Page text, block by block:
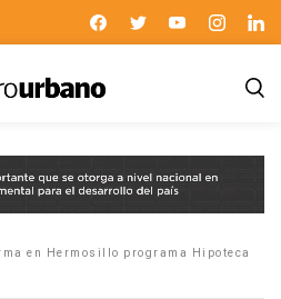
en Hermosillo programa Hipoteca